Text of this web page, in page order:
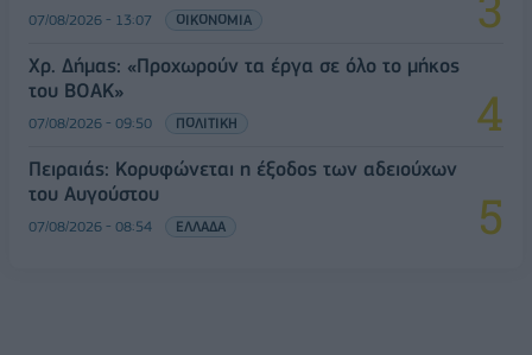
07/08/2026 - 13:07 ΟΙΚΟΝΟΜΙΑ
Χρ. Δήμας: «Προχωρούν τα έργα σε όλο το μήκος
του ΒΟΑΚ»
07/08/2026 - 09:50 ΠΟΛΙΤΙΚΗ
Πειραιάς: Κορυφώνεται η έξοδος των αδειούχων
του Αυγούστου
07/08/2026 - 08:54 ΕΛΛΑΔΑ